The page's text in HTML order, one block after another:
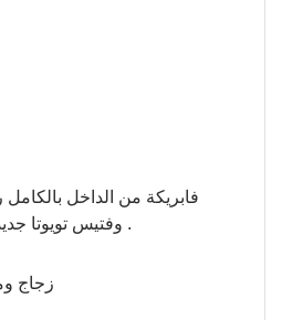
فابريكة من الداخل
وفتيس تويوتا جديد مثبت فرش الفابريكة .
زجاج